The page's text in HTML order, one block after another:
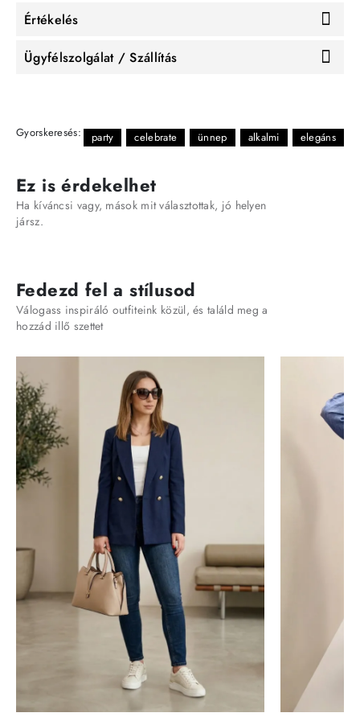
Értékelés
Ügyfélszolgálat / Szállítás
Gyorskeresés: party celebrate ünnep alkalmi elegáns
Ez is érdekelhet
Ha kíváncsi vagy, mások mit választottak, jó helyen
jársz.
Fedezd fel a stílusod
Válogass inspiráló outfiteink közül, és találd meg a
hozzád illő szettet